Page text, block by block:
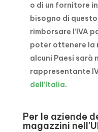
o di un fornitore
bisogno di
rimborsare l’IVA
poter ottenere la
alcuni Paesi sarà
rappresentante
dell’Italia.
Per le aziende
magazzini